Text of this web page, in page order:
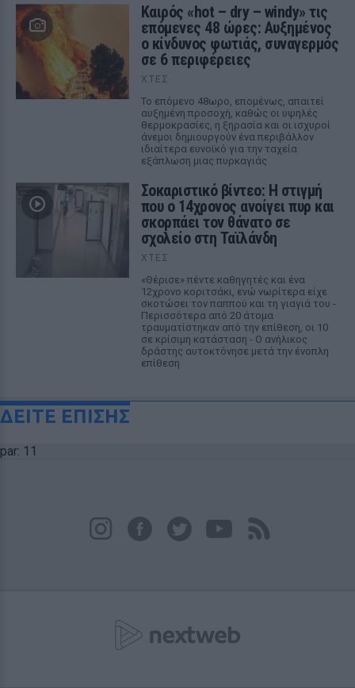
Καιρός «hot – dry – windy» τις
επόμενες 48 ώρες: Αυξημένος
ο κίνδυνος φωτιάς, συναγερμός
σε 6 περιφέρειες
ΧΤΕΣ
Το επόμενο 48ωρο, επομένως, απαιτεί
αυξημένη προσοχή, καθώς οι υψηλές
θερμοκρασίες, η ξηρασία και οι ισχυροί
άνεμοι δημιουργούν ένα περιβάλλον
ιδιαίτερα ευνοϊκό για την ταχεία
εξάπλωση μιας πυρκαγιάς
Σοκαριστικό βίντεο: Η στιγμή
που ο 14χρονος ανοίγει πυρ και
σκορπάει τον θάνατο σε
σχολείο στη Ταϊλάνδη
ΧΤΕΣ
«Θέρισε» πέντε καθηγητές και ένα
12χρονο κοριτσάκι, ενώ νωρίτερα είχε
σκοτώσει τον παππού και τη γιαγιά του -
Περισσότερα από 20 άτομα
τραυματίστηκαν από την επίθεση, οι 10
σε κρίσιμη κατάσταση - Ο ανήλικος
δράστης αυτοκτόνησε μετά την ένοπλη
επίθεση
ΔΕΙΤΕ ΕΠΙΣΗΣ
par: 11